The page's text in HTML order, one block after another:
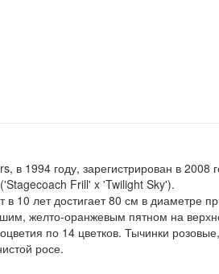
в 1994 году, зарегистрирован в 2008
Frill' x 'Twilight Sky').
в 10 лет достигает 80 см в диаметре
желто-оранжевым пятном на
по 14 цветков. Тычинки розовые,
росе.